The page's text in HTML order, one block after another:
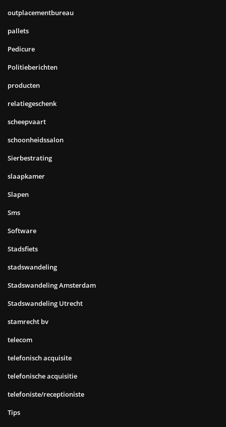
outplacementbureau
pallets
Pedicure
Politieberichten
producten
relatiegeschenk
scheepvaart
schoonheidssalon
Sierbestrating
slaapkamer
Slapen
Sms
Software
Stadsfiets
stadswandeling
Stadswandeling Amsterdam
Stadswandeling Utrecht
stamrecht bv
telecom
telefonisch acquisite
telefonische acquisitie
telefoniste/receptioniste
Tips